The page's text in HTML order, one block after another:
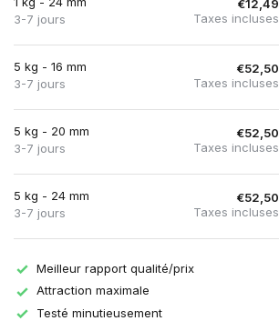
3-7 jours
€12,49
Taxes incluses
5 kg - 16 mm
3-7 jours
€52,50
Taxes incluses
5 kg - 20 mm
3-7 jours
€52,50
Taxes incluses
5 kg - 24 mm
3-7 jours
€52,50
Taxes incluses
Meilleur rapport qualité/prix
Attraction maximale
Testé minutieusement